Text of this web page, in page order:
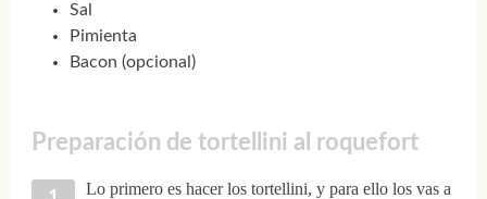
Sal
Pimienta
Bacon (opcional)
Preparación de tortellini al roquefort
Lo primero es hacer los tortellini, y para ello los vas a